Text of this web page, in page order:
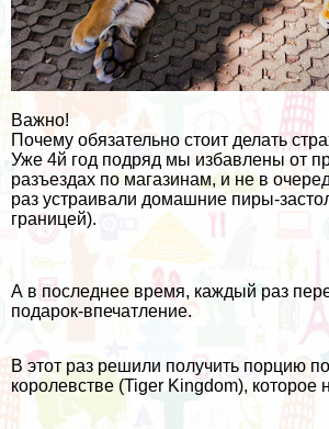
Важно!
Почему обязательно стоит делать
Уже 4й год подряд мы избавлены от
разъездах по магазинам, и не в
раз устраивали домашние пиры-
границей).
А в последнее время, каждый раз
подарок-впечатление.
В этот раз решили получить порцию
королевстве (Tiger Kingdom), которое